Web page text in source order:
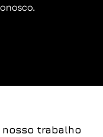
nosso trabalho